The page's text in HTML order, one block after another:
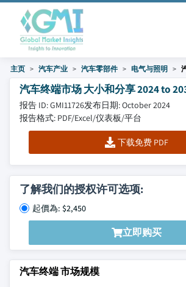
主页 汽车产业 汽车零部件 电气与照明
汽车终端市场 大小和分享 2024 to
报告 ID: GMI11726发布日期: October 2024
报告格式: PDF/Excel/仪表板/平台
下载免费 PDF
了解我们的授权许可选项:
起價為: $2,450
立即购买
汽车终端 市场规模